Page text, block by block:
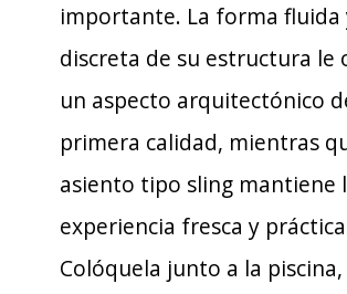
importante. La forma fluida
discreta de su estructura le
un aspecto arquitectónico
primera calidad, mientras
asiento tipo sling mantiene
experiencia fresca y
Colóquela junto a la piscina,